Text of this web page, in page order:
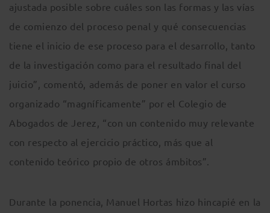
ajustada posible sobre cuáles son las formas y las vías
de comienzo del proceso penal y qué consecuencias
tiene el inicio de ese proceso para el desarrollo, tanto
de la investigación como para el resultado final del
juicio”, comentó, además de poner en valor el curso
organizado “magníficamente” por el Colegio de
Abogados de Jerez, “con un contenido muy relevante
con respecto al ejercicio práctico, más que al
contenido teórico propio de otros ámbitos”.
Durante la ponencia, Manuel Hortas hizo hincapié en la